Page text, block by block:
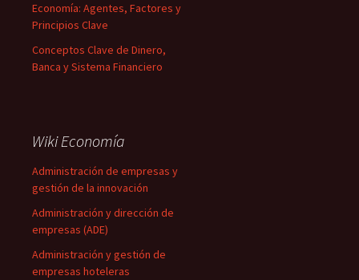
Economía: Agentes, Factores y
Principios Clave
Conceptos Clave de Dinero,
Banca y Sistema Financiero
Wiki Economía
Administración de empresas y
gestión de la innovación
Administración y dirección de
empresas (ADE)
Administración y gestión de
empresas hoteleras